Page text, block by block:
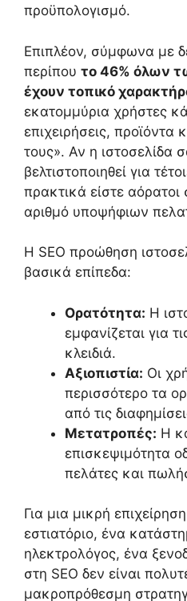
προϋπολογισμό.
Επιπλέον, σύμφωνα με
περίπου το 46% όλων
έχουν τοπικό
εκατομμύρια χρήστες
επιχειρήσεις, προϊόντα
τους». Αν η ιστοσελίδα
βελτιστοποιηθεί για
πρακτικά είστε αόρατοι
αριθμό υποψήφιων
Η SEO προώθηση
βασικά επίπεδα:
Ορατότητα: Η
εμφανίζεται για
κλειδιά.
Αξιοπιστία: Οι
περισσότερο τα
από τις
Μετατροπές: Η
επισκεψιμότητα
πελάτες και
Για μια μικρή
εστιατόριο, ένα
ηλεκτρολόγος, ένα
στη SEO δεν είναι
μακροπρόθεσμη